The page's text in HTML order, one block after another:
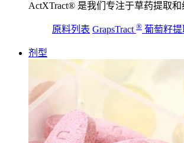
ActXTract® 是我们专注于草药提取
原料列表 GrapsTract ® 葡萄籽
剂型